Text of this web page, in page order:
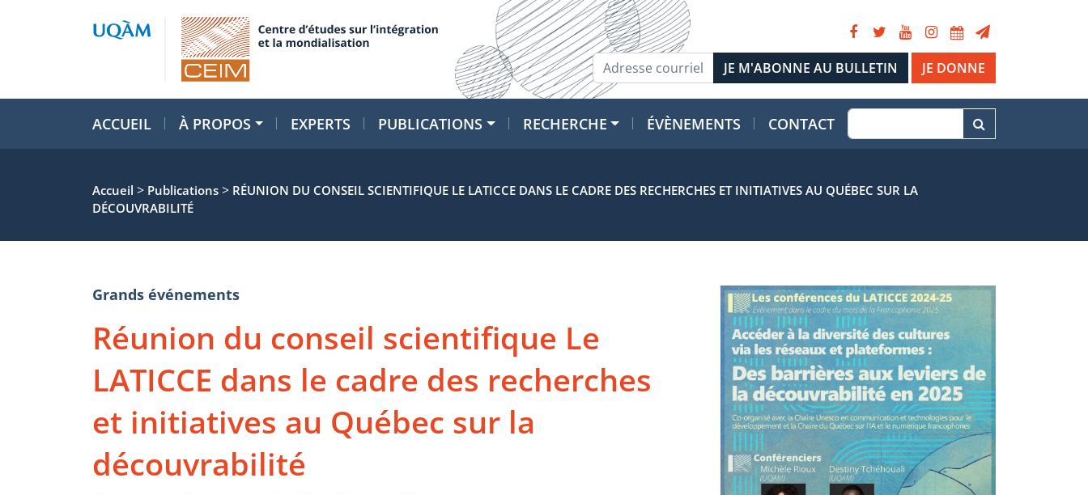
JE DONNE
ACCUEIL À PROPOS EXPERTS PUBLICATIONS RECHERCHE ÉVÈNEMENTS CONTACT
Accueil > Publications > RÉUNION DU CONSEIL SCIENTIFIQUE LE LATICCE DANS LE CADRE DES RECHERCHES ET INITIATIVES AU QUÉBEC SUR LA
DÉCOUVRABILITÉ
Grands événements
Réunion du conseil scientifique Le
LATICCE dans le cadre des recherches
et initiatives au Québec sur la
découvrabilité